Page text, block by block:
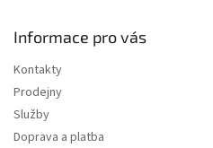
Informace pro vás
Kontakty
Prodejny
Služby
Doprava a platba